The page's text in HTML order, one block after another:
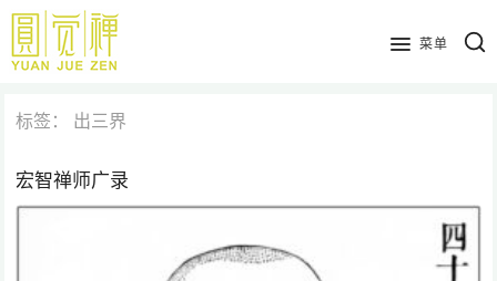
跳
主
内
菜单
标签： 出三界
宏智禅师广录